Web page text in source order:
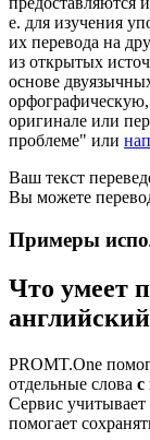
е. для изучения
их перевода на
из открытых
основе
оригинале или
проблеме" или
Ваш текст
Вы можете
Примеры
Что умеет
английский
PROMT.One
отдельные слова с
Сервис учитывает
помогает